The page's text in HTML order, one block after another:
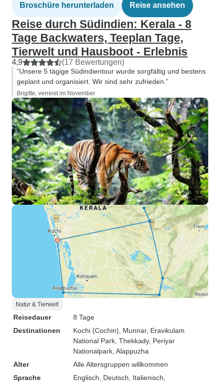
Broschüre herunterladen Reise ansehen
Reise durch Südindien: Kerala - 8
Tage Backwaters, Teeplan Tage,
Tierwelt und Hausboot - Erlebnis
4,9 (17 Bewertungen)
“Unsere 5 tägige Südindientour wurde sorgfältig und bestens
geplant und organisiert. Wir sind sehr zufrieden.”
Brigitte, verreist im November
Natur & Tierwelt
Reisedauer
8 Tage
Destinationen
Kochi (Cochin) , Munnar, Eravikulam
National Park , Thekkady, Periyar
Nationalpark , Alappuzha
Alter
Alle Altersgruppen willkommen
Sprache
Englisch, Deutsch, Italienisch,